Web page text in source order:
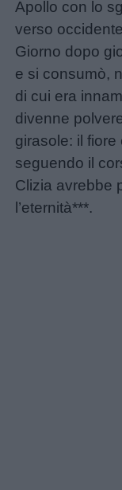
Apollo con lo
verso
Giorno dopo
e si consumò,
di cui era
divenne
girasole: il
seguendo il
Clizia avrebbe
l’eternità***.